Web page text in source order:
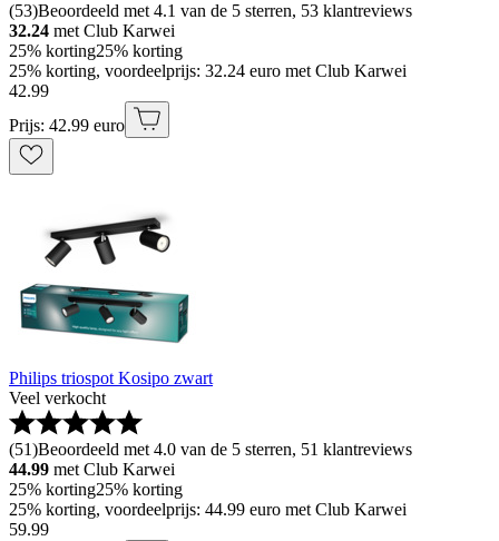
(53)Beoordeeld met 4.1 van de 5 sterren, 53 klantreviews
32.24 met Club Karwei
25% korting25% korting
25% korting, voordeelprijs: 32.24 euro met Club Karwei
42.99
Prijs: 42.99 euro
Philips triospot Kosipo zwart
Veel verkocht
(51)Beoordeeld met 4.0 van de 5 sterren, 51 klantreviews
44.99 met Club Karwei
25% korting25% korting
25% korting, voordeelprijs: 44.99 euro met Club Karwei
59.99